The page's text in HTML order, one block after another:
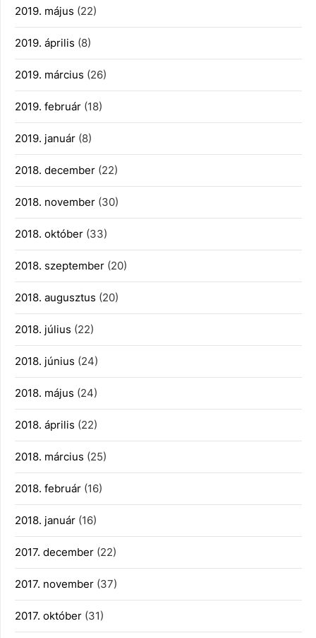
2019. május (22)
2019. április (8)
2019. március (26)
2019. február (18)
2019. január (8)
2018. december (22)
2018. november (30)
2018. október (33)
2018. szeptember (20)
2018. augusztus (20)
2018. július (22)
2018. június (24)
2018. május (24)
2018. április (22)
2018. március (25)
2018. február (16)
2018. január (16)
2017. december (22)
2017. november (37)
2017. október (31)